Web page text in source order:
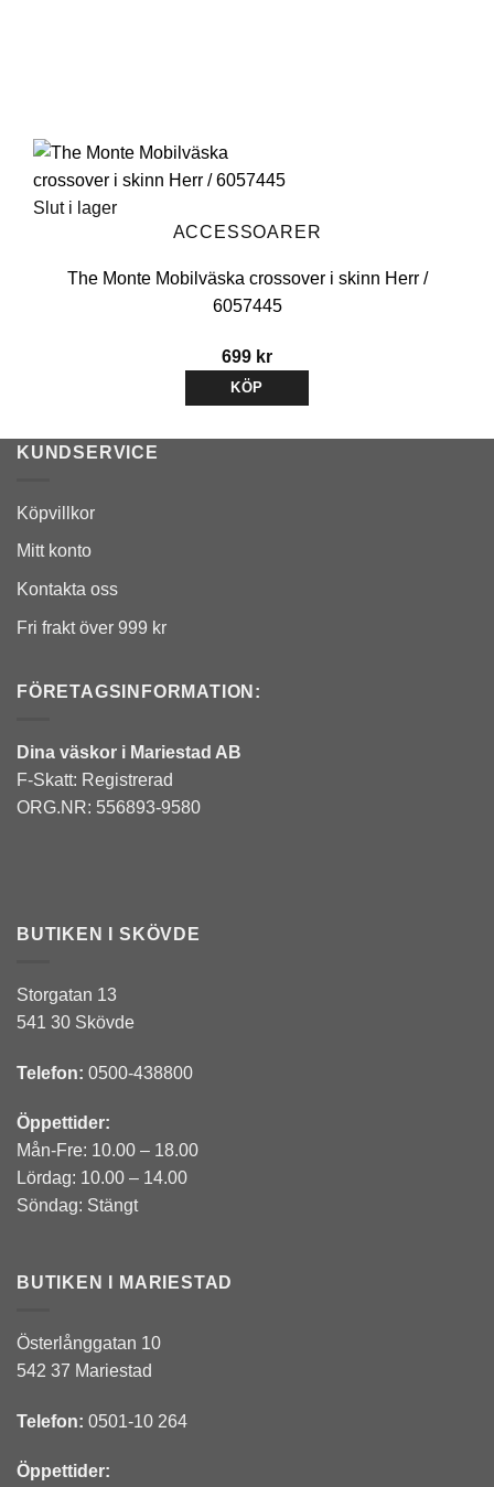
Slut i lager
ACCESSOARER
The Monte Mobilväska crossover i skinn Herr /
6057445
699 kr
KÖP
väljas
KUNDSERVICE
Köpvillkor
Mitt konto
Kontakta oss
Fri frakt över 999 kr
FÖRETAGSINFORMATION:
Dina väskor i Mariestad AB
F-Skatt: Registrerad
ORG.NR: 556893-9580
BUTIKEN I SKÖVDE
Storgatan 13
541 30 Skövde
Telefon: 0500-438800
Öppettider:
Mån-Fre: 10.00 – 18.00
Lördag: 10.00 – 14.00
Söndag: Stängt
BUTIKEN I MARIESTAD
Österlånggatan 10
542 37 Mariestad
Telefon: 0501-10 264
Öppettider: